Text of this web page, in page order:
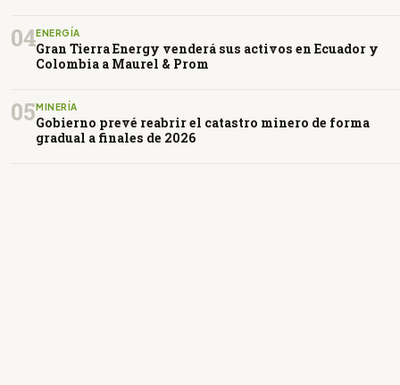
04ENERGÍA
Gran Tierra Energy venderá sus activos en Ecuador y
Colombia a Maurel & Prom
05MINERÍA
Gobierno prevé reabrir el catastro minero de forma
gradual a finales de 2026